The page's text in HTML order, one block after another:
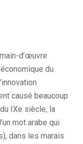
d’œuvre
du
causé beaucoup
IXe siècle, la
mot arabe qui
dans les marais